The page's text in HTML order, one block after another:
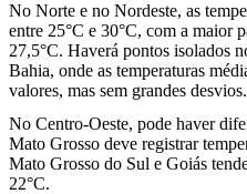
No Norte e no Nordeste, as
entre 25°C e 30°C, com a maior
27,5°C. Haverá pontos isolados
Bahia, onde as temperaturas
valores, mas sem grandes desvios.
No Centro-Oeste, pode haver
Mato Grosso deve registrar
Mato Grosso do Sul e Goiás
22°C.